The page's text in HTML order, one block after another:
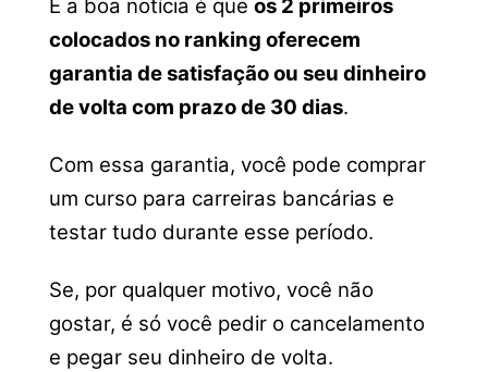
E a boa notícia é que os 2 primeiros
colocados no ranking oferecem
garantia de satisfação ou seu dinheiro
de volta com prazo de 30 dias.
Com essa garantia, você pode comprar
um curso para carreiras bancárias e
testar tudo durante esse período.
Se, por qualquer motivo, você não
gostar, é só você pedir o cancelamento
e pegar seu dinheiro de volta.